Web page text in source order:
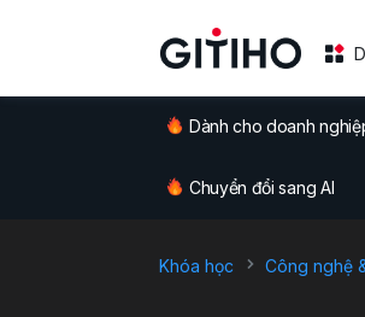
Dành cho doanh
Chuyển đổi sang AI
Khóa học Công nghệ